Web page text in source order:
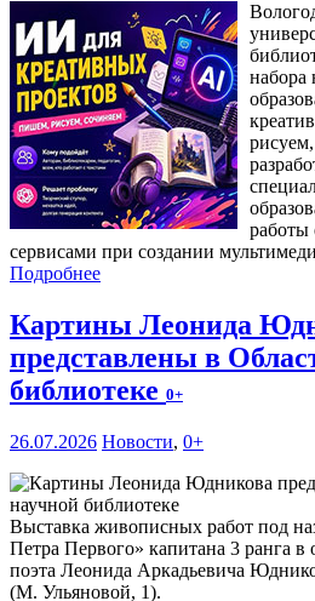
набора
работы
сервисами при создании
Подробнее
Картины Леонида
представлены в
библиотеке 0+
26.07.2026 Новости, 0+
Выставка живописных работ под
Петра Первого» капитана 3 ранга в
поэта Леонида Аркадьевича
(М. Ульяновой, 1).